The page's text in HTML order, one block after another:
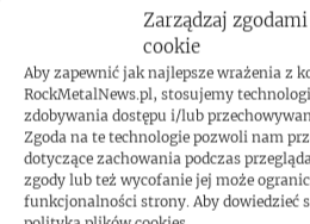
Zarządzaj
cookie
Aby zapewnić jak najlepsze wrażenia z
RockMetalNews.pl, stosujemy
zdobywania dostępu i/lub
Zgoda na te technologie pozwoli nam
dotyczące zachowania podczas
zgody lub też wycofanie jej może
funkcjonalności strony. Aby dowiedzieć